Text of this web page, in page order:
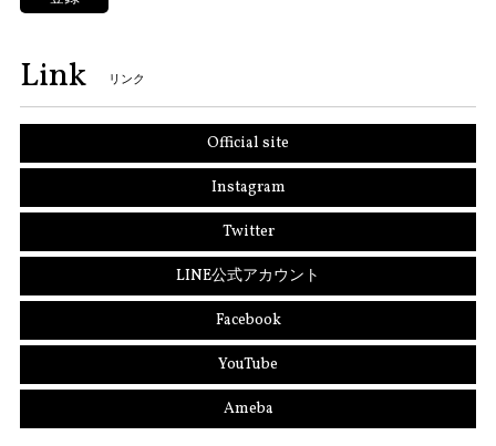
Link リンク
Official site
Instagram
Twitter
LINE公式アカウント
Facebook
YouTube
Ameba